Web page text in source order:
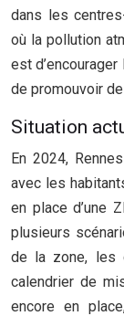
dans les
où la pollution
est
de promouvoir
Situation
En 2024,
avec les
en place d’une
plusieurs
de la zone, les
calendrier de
encore en